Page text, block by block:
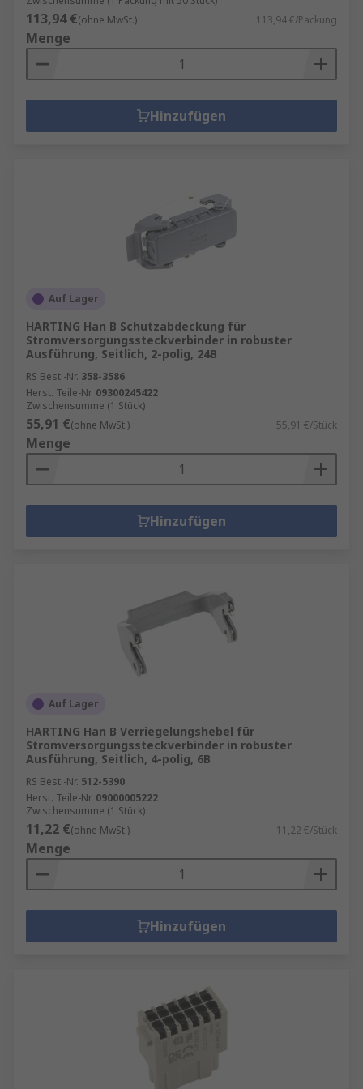
einen oder mehrere Batterien an ein
elektrisch betriebenes Gerät
anzuschließen, ohne dass alle einzeln
angeschlossen werden müssen.
113,94 €(ohne MwSt.) 113,94 €/Packung
Menge
Hinzufügen
Auf Lager
HARTING Han B Schutzabdeckung für
Stromversorgungssteckverbinder in robuster
Ausführung, Seitlich, 2-polig, 24B
RS Best.-Nr. 358-3586
Herst. Teile-Nr. 09300245422
Zwischensumme (1 Stück)
55,91 €(ohne MwSt.) 55,91 €/Stück
Menge
Hinzufügen
Auf Lager
HARTING Han B Verriegelungshebel für
Stromversorgungssteckverbinder in robuster
Ausführung, Seitlich, 4-polig, 6B
RS Best.-Nr. 512-5390
Herst. Teile-Nr. 09000005222
Zwischensumme (1 Stück)
11,22 €(ohne MwSt.) 11,22 €/Stück
Menge
Hinzufügen